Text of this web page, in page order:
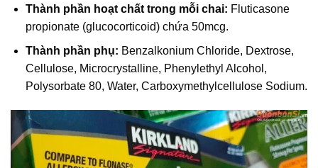
Thành phần hoạt chất trong mỗi chai: Fluticasone
propionate (glucocorticoid) chứa 50mcg.
Thành phần phụ: Benzalkonium Chloride, Dextrose,
Cellulose, Microcrystalline, Phenylethyl Alcohol,
Polysorbate 80, Water, Carboxymethylcellulose Sodium.